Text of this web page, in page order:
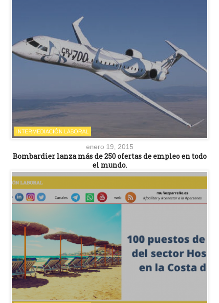
INTERMEDIACIÓN LABORAL
enero 19, 2015
Bombardier lanza más de 250 ofertas de empleo en todo
el mundo.